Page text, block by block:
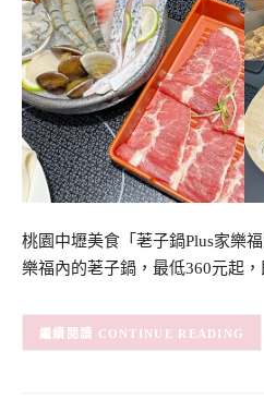
桃園中壢美食「荖子鍋Plus家樂
樂福內的荖子鍋，最低360元起
CONTINUE READING